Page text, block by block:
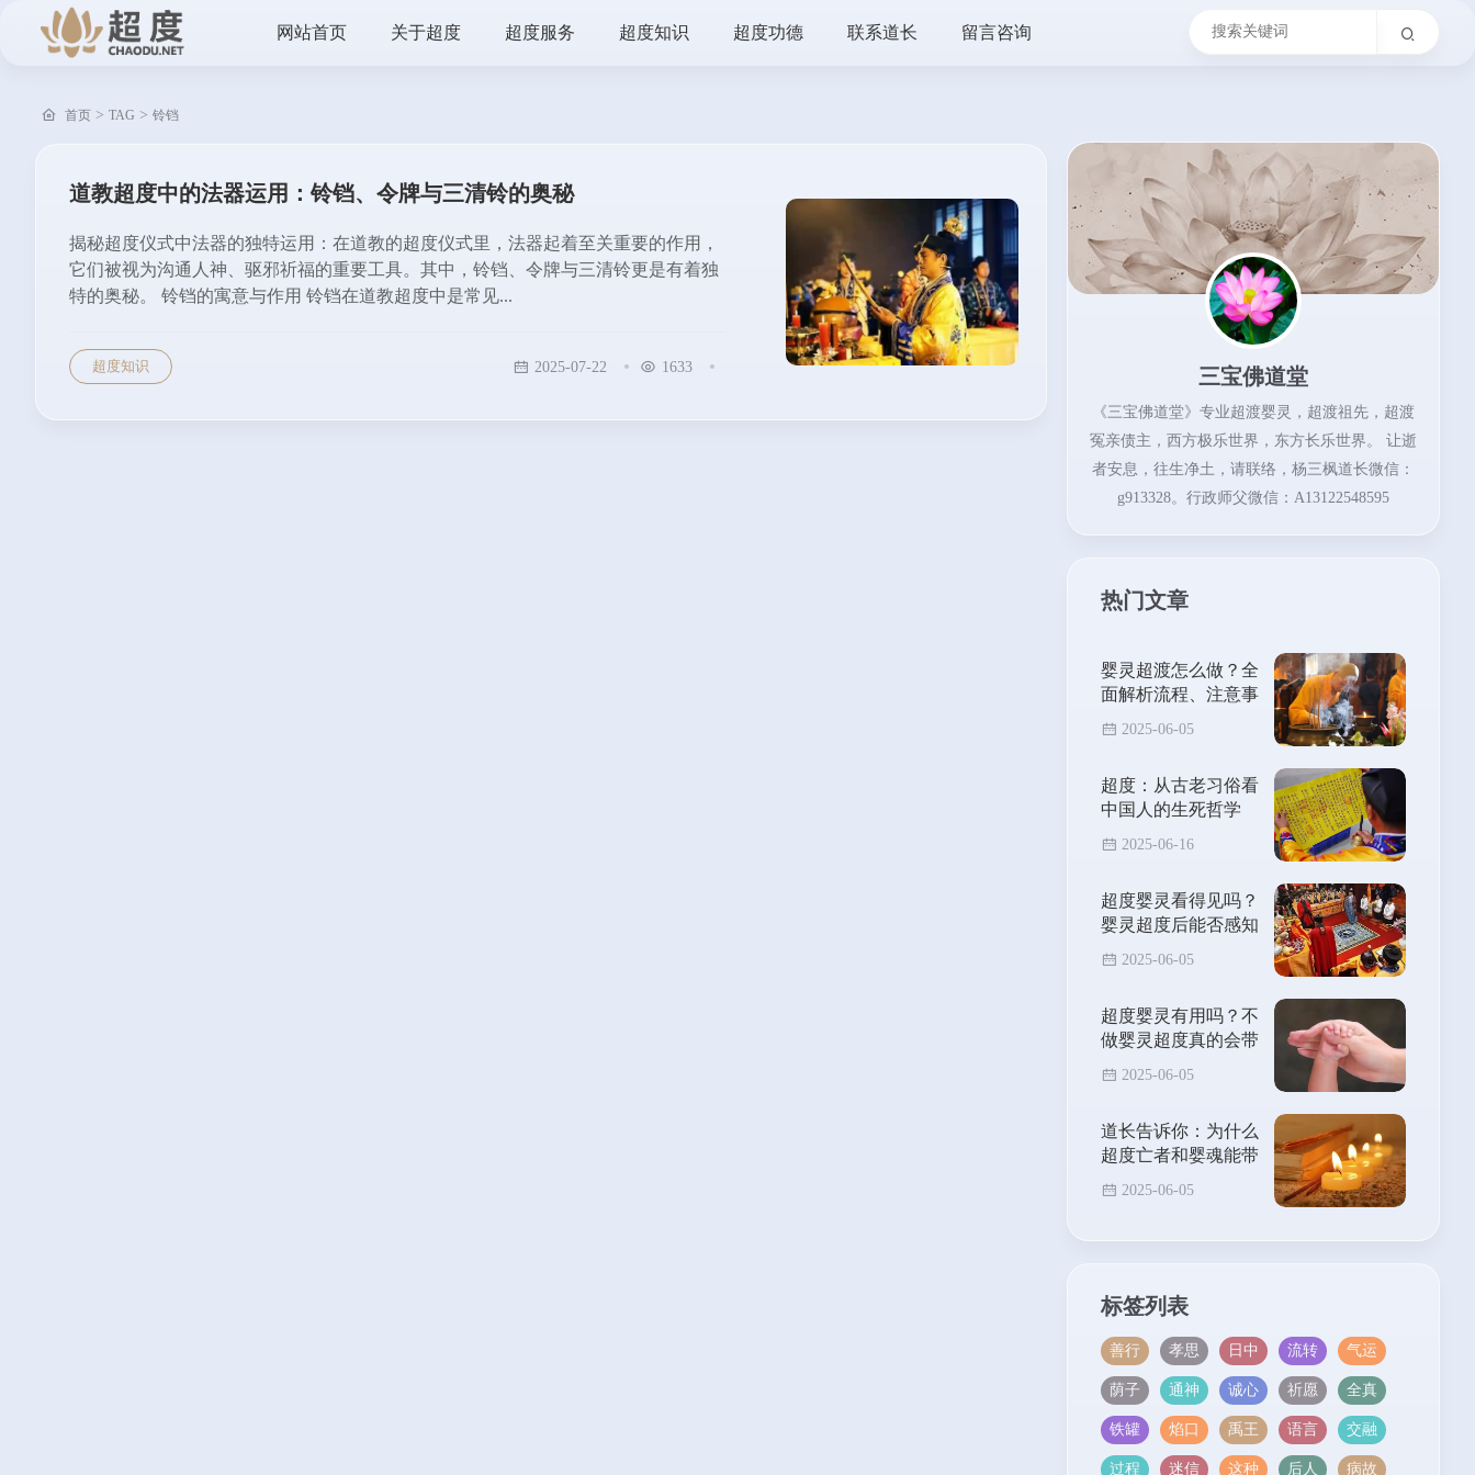
网站首页 关于超度 超度服务 超度知识 超度功德 联系道长 留言咨询
首页 > TAG > 铃铛
道教超度中的法器运用：铃铛、令牌与三清铃的奥秘
揭秘超度仪式中法器的独特运用：在道教的超度仪式里，法器起着至关重要的作用，
它们被视为沟通人神、驱邪祈福的重要工具。其中，铃铛、令牌与三清铃更是有着独
特的奥秘。 铃铛的寓意与作用 铃铛在道教超度中是常见...
超度知识 2025-07-22 1633 三宝佛道堂
《三宝佛道堂》专业超渡婴灵，超渡祖先，超渡
冤亲债主，西方极乐世界，东方长乐世界。 让逝
者安息，往生净土，请联络，杨三枫道长微信：
g913328。行政师父微信：A13122548595
热门文章
婴灵超渡怎么做？全
面解析流程、注意事
项与能量转化方法
2025-06-05
超度：从古老习俗看
中国人的生死哲学
2025-06-16
超度婴灵看得见吗？
婴灵超度后能否感知
其离去？
2025-06-05
超度婴灵有用吗？不
做婴灵超度真的会带
来霉运吗？
2025-06-05
道长告诉你：为什么
超度亡者和婴魂能带
来福报？
2025-06-05
标签列表
善行 孝思 日中 流转 气运
荫子 通神 诚心 祈愿 全真
铁罐 焰口 禹王 语言 交融
过程 迷信 这种 后人 病故